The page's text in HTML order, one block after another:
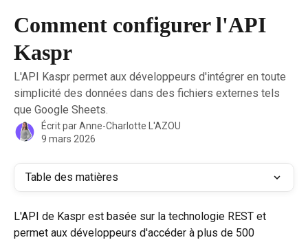
Comment configurer l'API
Kaspr
L'API Kaspr permet aux développeurs d'intégrer en toute
simplicité des données dans des fichiers externes tels
que Google Sheets.
Écrit parAnne-Charlotte L'AZOU
9 mars 2026
Table des matières
L'API de Kaspr est basée sur la technologie REST et
permet aux développeurs d'accéder à plus de 500